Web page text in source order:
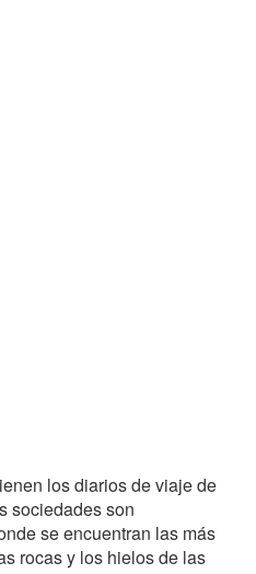
los diarios de viaje de
sociedades son
se encuentran las más
rocas y los hielos de las